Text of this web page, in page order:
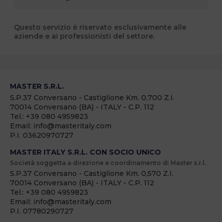
Questo servizio è riservato esclusivamente alle
aziende e ai professionisti del settore.
MASTER S.R.L.
S.P.37 Conversano - Castiglione Km. 0,700 Z.I.
70014 Conversano (BA) - ITALY - C.P. 112
Tel.: +39 080 4959823
Email: info@masteritaly.com
P.I. 03620970727
MASTER ITALY S.R.L. CON SOCIO UNICO
Società soggetta a direzione e coordinamento di Master s.r.l.
S.P.37 Conversano - Castiglione Km. 0,570 Z.I.
70014 Conversano (BA) - ITALY - C.P. 112
Tel.: +39 080 4959823
Email: info@masteritaly.com
P.I. 07780290727